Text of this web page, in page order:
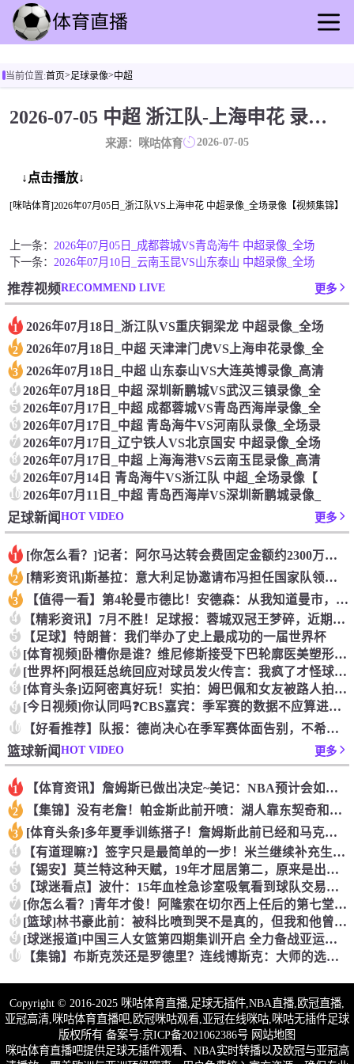
足球直播
足球动态
篮球速报
当前位置:首页>足球录像>中超
2026-07-05 中超 浙江队-上海申花 录像[咪咕体育]
来源：咪咕体育 2026-07-05
↓点击播放↓
[咪咕体育]2026年07月05日_浙江队VS上海申花 中超录像_全场录像【视频集锦】
上一条： 2026年07月05日_成都蓉城VS青岛海牛 中超录像_全场
下一条： 2026年07月10日_云南玉昆VS山东泰山 中超录像_全场
推荐视频RECOMMEND LIVE 更多
1 2026年07月18日_浙江队VS重庆铜梁龙 中超录像_全场
2 2026年07月18日_中超 天津津门虎VS上海申花录像_全
3 2026年07月18日_中超 山东泰山VS大连英博录像_高清
4 2026年07月18日_中超 深圳新鹏城VS武汉三镇录像_全
5 2026年07月17日_中超 成都蓉城VS青岛西海岸录像_全
6 2026年07月17日_中超 青岛海牛VS河南队录像_全场录
7 2026年07月17日_辽宁铁人VS北京国安 中超录像_全场
8 2026年07月17日_中超 上海海港VS云南玉昆录像_高清
9 2026年07月14日 青岛海牛VS浙江队 中超_全场录像【
102026年07月11日_中超 青岛西海岸VS深圳新鹏城录像_
足球新闻HOT VIDEO 更多
1 [你怎么看？]记者：阿尔马达转会费固定金额约2300万欧，外
2 [精彩资讯]斯基拉：意大利足协邀请布冯担任国家队领队，但遭到
3 【值得一看】第4轮曼市德比！安德森：从我知道曼市，曼城就是这
4 【精彩资讯】7月不胜！足球报：蓉城双冠王梦碎，近期成绩下滑要
5 【足球】特朗普：我们举办了史上最成功的一届世界杯
6 [体育视频]卧槽你是谁？维尼修斯接受下巴轮廓医美塑形，突然变
7 [世界杯]阿根廷总统回应对球员发火传言：我疯了才怪球员？全是
8 [体育头条]迈阿密真好玩！实拍：姆巴佩和女友被路人拍到在夜店
9 [今日视频]你认同吗❓️CBS嘉宾：季军赛的数据不应算进去，
10 【好看推荐】队报：德尚决心在季军赛体面告别，不希望以两连败收
篮球新闻HOT VIDEO 更多
1 【体育资讯】詹姆斯已做出决定~美记：NBA预计会如期公布新赛
2 【集锦】没有老詹！帕金斯此前开喷：湖人靠东契奇和里夫斯没人会
3 [体育头条]多年夏季训练搭子！詹姆斯此前已经和马克西一同训练
4 【有道理嘛?】签字只是最简单的一步！米兰继续补充生力军！
5 【锡安】莫兰特这种天赋，19年才屈居第二，原来是出了锡安这个
6 【球迷看点】波什：15年血栓急诊室吸氧看到球队交易，我仍想复
7 [你怎么看？]青年才俊！阿隆索在切尔西上任后的第七堂训练课！
8 [篮球]林书豪此前：被科比喷到哭不是真的，但我和他曾五个月没
9 [球迷报道]中国三人女篮第四期集训开启 全力备战亚运会&奥运
10 【集锦】布斯克茨还是罗德里？连线博斯克：大师的选择会是谁？
Copyright © 2016-2025 咪咕体育直播,足球无插件,NBA直播,欧冠直播,
亚冠高清,咪咕体育直播吧,欧冠咪咕观看,亚冠在线咪咕,咪咕无插件足球
版权所有 备案号:京ICP备2021062386号 网站地图
咪咕体育直播吧提供足球无插件观看、NBA实时转播以及欧冠与亚冠高